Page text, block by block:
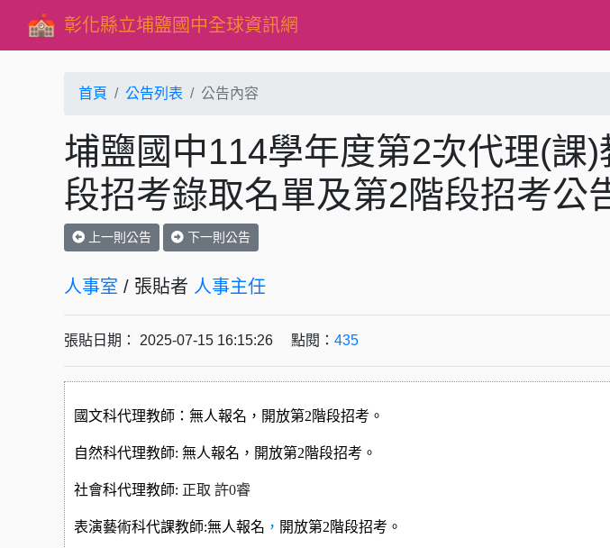
彰化縣立埔鹽國中全球資訊網
首頁 公告列表 公告內容
埔鹽國中114學年度第2次代理(課
段招考錄取名單及第2階段招考公
上一則公告 下一則公告
人事室 / 張貼者 人事主任
張貼日期： 2025-07-15 16:15:26 點閱： 435
國文科代理教師：無人報名，開放第2階段招考。
自然科代理教師: 無人報名，開放第2階段招考。
社會科代理教師: 正取 許0睿
表演藝術科代課教師:無人報名 ， 開放第2階段招考。